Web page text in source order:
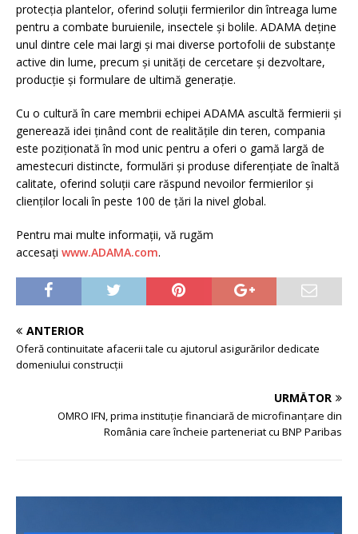
protecția plantelor, oferind soluții fermierilor din întreaga lume
pentru a combate buruienile, insectele și bolile. ADAMA deține
unul dintre cele mai largi și mai diverse portofolii de substanțe
active din lume, precum și unități de cercetare și dezvoltare,
producție și formulare de ultimă generație.
Cu o cultură în care membrii echipei ADAMA ascultă fermierii și
generează idei ținând cont de realitățile din teren, compania
este poziționată în mod unic pentru a oferi o gamă largă de
amestecuri distincte, formulări și produse diferențiate de înaltă
calitate, oferind soluții care răspund nevoilor fermierilor și
clienților locali în peste 100 de țări la nivel global.
Pentru mai multe informații, vă rugăm
accesați www.ADAMA.com.
ANTERIOR
Oferă continuitate afacerii tale cu ajutorul asigurărilor dedicate
domeniului construcții
URMĂTOR
OMRO IFN, prima instituție financiară de microfinanțare din
România care încheie parteneriat cu BNP Paribas